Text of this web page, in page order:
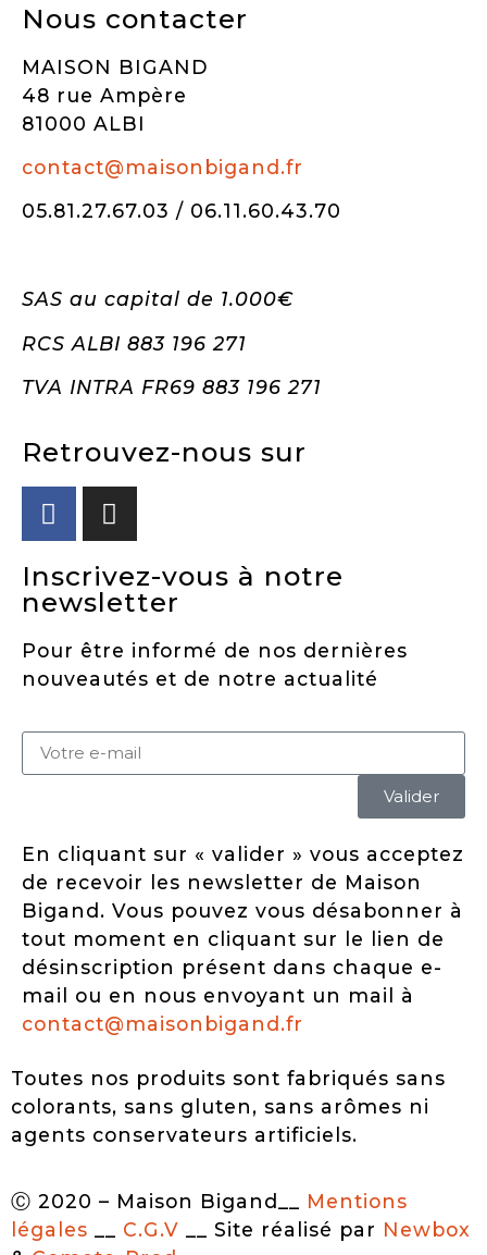
Nous contacter
MAISON BIGAND
48 rue Ampère
81000 ALBI
contact@maisonbigand.fr
05.81.27.67.03 / 06.11.60.43.70
SAS au capital de 1.000€
RCS ALBI 883 196 271
TVA INTRA FR69 883 196 271
Retrouvez-nous sur
Inscrivez-vous à notre
newsletter
Pour être informé de nos dernières
nouveautés et de notre actualité
Valider
En cliquant sur « valider » vous acceptez
de recevoir les newsletter de Maison
Bigand. Vous pouvez vous désabonner à
tout moment en cliquant sur le lien de
désinscription présent dans chaque e-
mail ou en nous envoyant un mail à
contact@maisonbigand.fr
Toutes nos produits sont fabriqués sans
colorants, sans gluten, sans arômes ni
agents conservateurs artificiels.
Ⓒ 2020 – Maison Bigand__ Mentions
légales
C.G.V __ Site réalisé par Newbox